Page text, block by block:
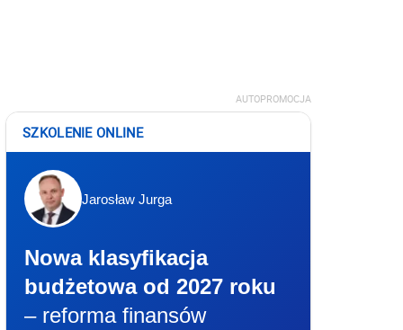
AUTOPROMOCJA
SZKOLENIE ONLINE
Jarosław Jurga
Nowa klasyfikacja
budżetowa od 2027 roku
– reforma finansów